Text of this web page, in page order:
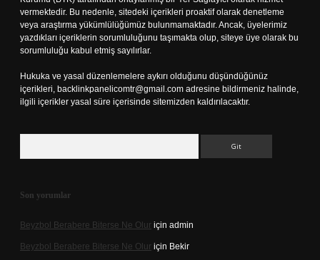
vermektedir. Bu nedenle, sitedeki içerikleri proaktif olarak denetleme
veya araştırma yükümlülüğümüz bulunmamaktadır. Ancak, üyelerimiz
yazdıkları içeriklerin sorumluluğunu taşımakta olup, siteye üye olarak bu
sorumluluğu kabul etmiş sayılırlar.
Hukuka ve yasal düzenlemelere aykırı olduğunu düşündüğünüz
içerikleri, backlinkpanelicomtr@gmail.com adresine bildirmeniz halinde,
ilgili içerikler yasal süre içerisinde sitemizden kaldırılacaktır.
Son yorumlar
Beyzbol Berabere Biterse Ne Olur için admin
Beyzbol Berabere Biterse Ne Olur için Bekir